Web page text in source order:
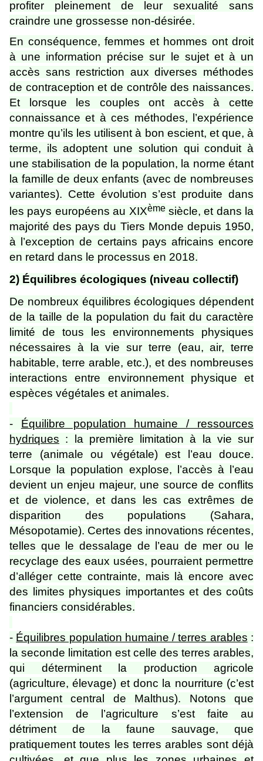
profiter pleinement de leur sexualité sans
craindre une grossesse non-désirée.
En conséquence, femmes et hommes ont droit
à une information précise sur le sujet et à un
accès sans restriction aux diverses méthodes
de contraception et de contrôle des naissances.
Et lorsque les couples ont accès à cette
connaissance et à ces méthodes, l’expérience
montre qu’ils les utilisent à bon escient, et que, à
terme, ils adoptent une solution qui conduit à
une stabilisation de la population, la norme étant
la famille de deux enfants (avec de nombreuses
variantes). Cette évolution s’est produite dans
les pays européens au XIXèmesiècle, et dans la
majorité des pays du Tiers Monde depuis 1950,
à l’exception de certains pays africains encore
en retard dans le processus en 2018.
2) Équilibres écologiques (niveau collectif)
De nombreux équilibres écologiques dépendent
de la taille de la population du fait du caractère
limité de tous les environnements physiques
nécessaires à la vie sur terre (eau, air, terre
habitable, terre arable, etc.), et des nombreuses
interactions entre environnement physique et
espèces végétales et animales.
- Équilibre population humaine / ressources
hydriques : la première limitation à la vie sur
terre (animale ou végétale) est l’eau douce.
Lorsque la population explose, l’accès à l’eau
devient un enjeu majeur, une source de conflits
et de violence, et dans les cas extrêmes de
disparition des populations (Sahara,
Mésopotamie). Certes des innovations récentes,
telles que le dessalage de l’eau de mer ou le
recyclage des eaux usées, pourraient permettre
d’alléger cette contrainte, mais là encore avec
des limites physiques importantes et des coûts
financiers considérables.
- Équilibres population humaine / terres arables :
la seconde limitation est celle des terres arables,
qui déterminent la production agricole
(agriculture, élevage) et donc la nourriture (c’est
l’argument central de Malthus). Notons que
l’extension de l’agriculture s’est faite au
détriment de la faune sauvage, que
pratiquement toutes les terres arables sont déjà